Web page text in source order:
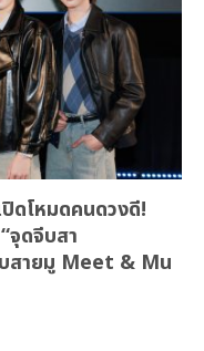
ดโหมดคนดวงดี!
จุดจีบสา
สายมู Meet & Mu